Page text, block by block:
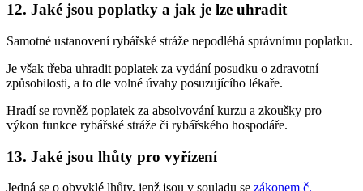
12. Jaké jsou poplatky a jak je lze uhradit
Samotné ustanovení rybářské stráže nepodléhá správnímu poplatku.
Je však třeba uhradit poplatek za vydání posudku o zdravotní
způsobilosti, a to dle volné úvahy posuzujícího lékaře.
Hradí se rovněž poplatek za absolvování kurzu a zkoušky pro
výkon funkce rybářské stráže či rybářského hospodáře.
13. Jaké jsou lhůty pro vyřízení
Jedná se o obvyklé lhůty, jenž jsou v souladu se zákonem č.